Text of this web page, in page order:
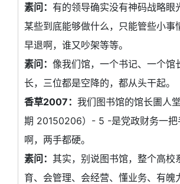
素问： 有的领导确实没有神码战略眼
某些到底能够做什么，只能管些小事
早退啊，谁又吵架等等。
素问： 像我们馆，一个书记、一个馆
长，三位都是空降的，都从头干起。
香草2007： 我们图书馆的馆长圕人
期 20150206）- 5 -是党政财务一把
啊，两手都硬。
素问： 其实，别说图书馆，整个高校
育、会管理、会经营、懂业务、有魄